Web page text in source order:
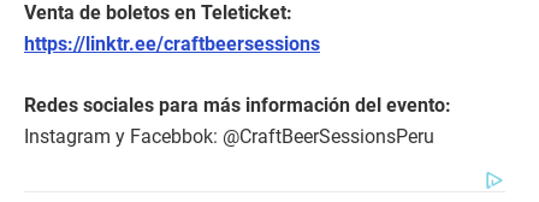
Venta de boletos en Teleticket:
https://linktr.ee/craftbeersessions
Redes sociales para más información del evento:
Instagram y Facebbok: @CraftBeerSessionsPeru